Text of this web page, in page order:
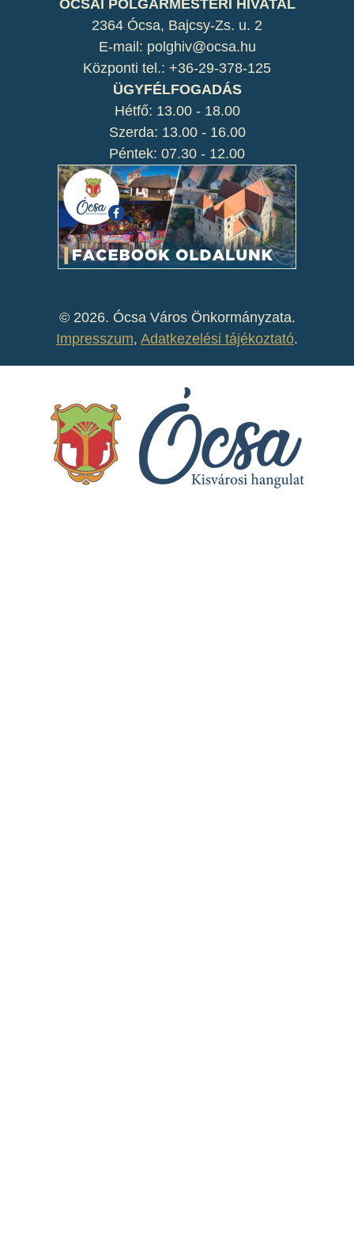
ÓCSAI POLGÁRMESTERI HIVATAL
2364 Ócsa, Bajcsy-Zs. u. 2
E-mail: polghiv@ocsa.hu
Központi tel.: +36-29-378-125
ÜGYFÉLFOGADÁS
Hétfő: 13.00 - 18.00
Szerda: 13.00 - 16.00
Péntek: 07.30 - 12.00
© 2026. Ócsa Város Önkormányzata.
Impresszum, Adatkezelési tájékoztató.